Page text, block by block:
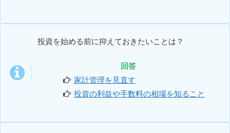
投資を始める前に抑えておきたいことは？
回答
家計管理を見直す
投資の利益や手数料の相場を知ること